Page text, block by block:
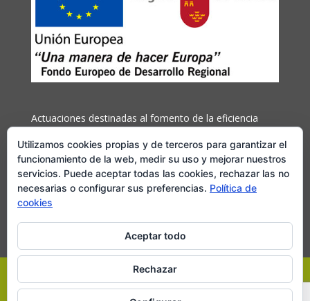
Actuaciones destinadas al fomento de la eficiencia
cofinanciada por el Fondo Europeo de Desarrollo
Regional (FEDER) y la Región de Murcia
Más información
Utilizamos cookies propias y de terceros para garantizar el
funcionamiento de la web, medir su uso y mejorar nuestros
servicios. Puede aceptar todas las cookies, rechazar las no
necesarias o configurar sus preferencias. Política de
cookies
Aceptar todo
Rechazar